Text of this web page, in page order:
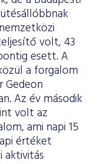
volt, 43
esett. A
a forgalom
Gedeon
Az év második
volt az
ami napi 15
értéket
aktivitás